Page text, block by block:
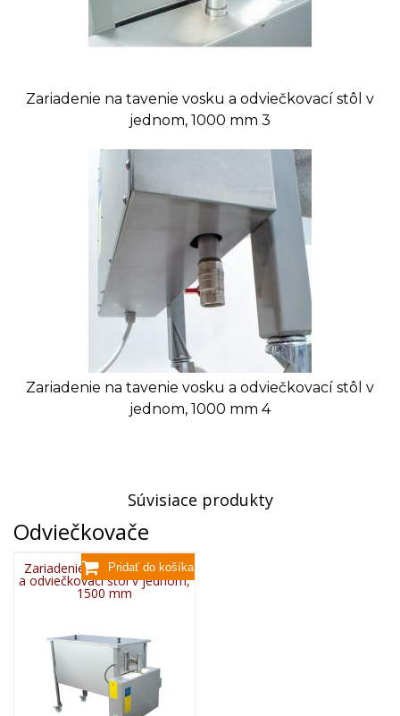
Zariadenie na tavenie vosku a odviečkovací stôl v
jednom, 1000 mm 3
Zariadenie na tavenie vosku a odviečkovací stôl v
jednom, 1000 mm 4
Súvisiace produkty
Odviečkovače
Zariadenie na tavenie vosku
a odviečkovací stôl v jednom,
1500 mm